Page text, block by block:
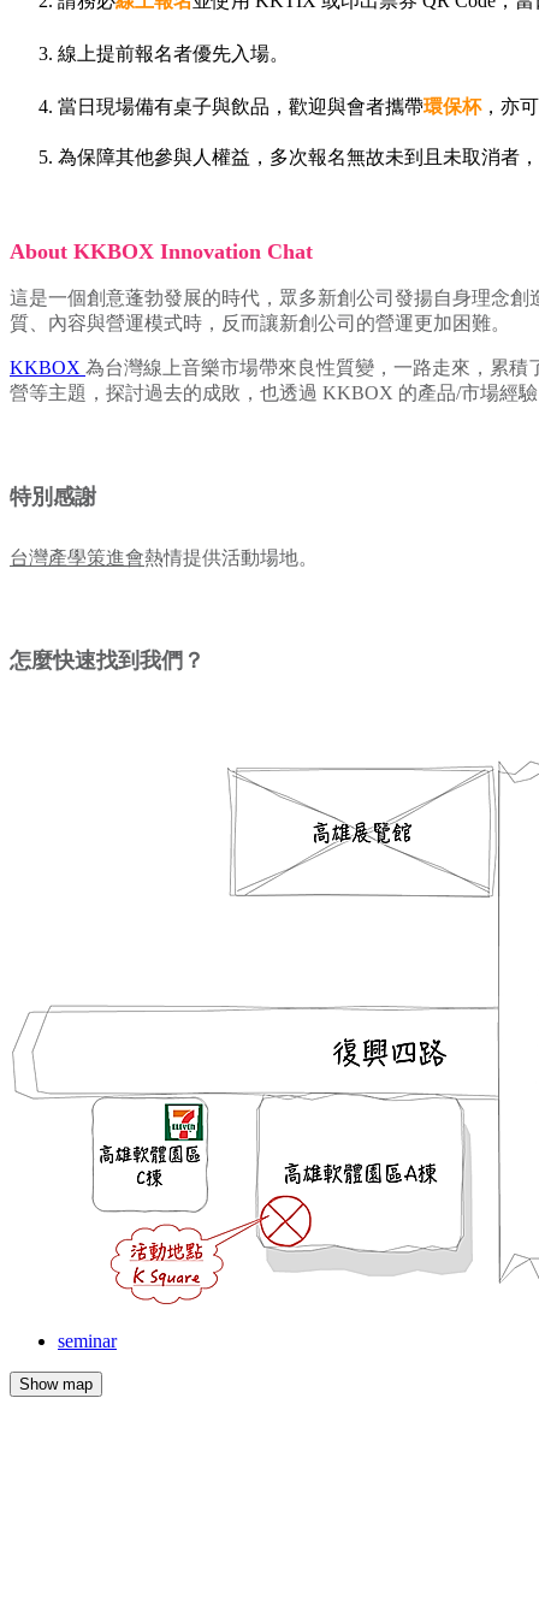
線上提前報名者優先入場。
當日現場備有桌子與飲品，歡迎與會者攜帶環保杯，亦
為保障其他參與人權益，多次報名無故未到且未取消者
About KKBOX Innovation Chat
這是一個創意蓬勃發展的時代，眾多新創公司發揚自身理念
質、內容與營運模式時，反而讓新創公司的營運更加困難。
KKBOX 為台灣線上音樂市場帶來良性質變，一路走來，累
營等主題，探討過去的成敗，也透過 KKBOX 的產品/市場經
特別感謝
台灣產學策進會熱情提供活動場地。
怎麼快速找到我們？
seminar
Show map